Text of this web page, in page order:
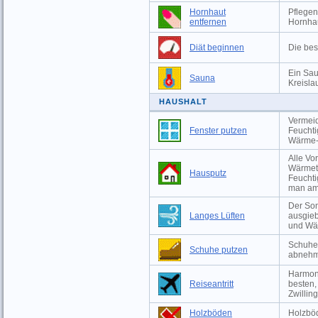
Hornhaut
entfernen
Diät beginnen Die
Sauna
Ein
HAUSHALT
Fenster putzen
Hausputz
Alle
man
Langes Lüften
Der
und
Schuhe putzen
Reiseantritt
Holzböden